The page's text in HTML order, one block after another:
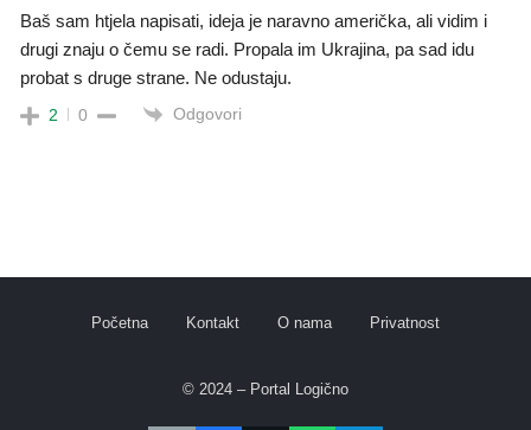
Baš sam htjela napisati, ideja je naravno američka, ali vidim i
drugi znaju o čemu se radi. Propala im Ukrajina, pa sad idu
probat s druge strane. Ne odustaju.
2 0 Odgovori
Početna Kontakt O nama Privatnost
© 2024 – Portal Logično